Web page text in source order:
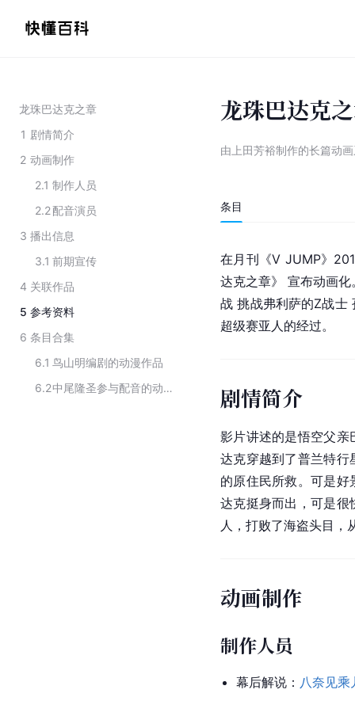
龙珠巴达克之章
1 剧情简介
2 动画制作
2.1 制作人员
2.2配音演员
3 播出信息
3.1 前期宣传
4 关联作品
5 参考资料
6 条目合集
6.1 鸟山明编剧的动漫作品
6.2
中尾隆圣参与配音的动画作品
龙珠巴达克
由上田芳裕制作的长篇动
条目
在月刊《V JUMP》
达克之章》 宣布动画
战 挑战弗利萨的Z战士
超级赛亚人的经过。
剧情简介
影片讲述的是悟空父亲
达克穿越到了普兰特行
的原住民所救。可是
达克挺身而出，可是很
人，打败了海盗头目，
动画制作
制作人员
幕后解说： 八奈见乘